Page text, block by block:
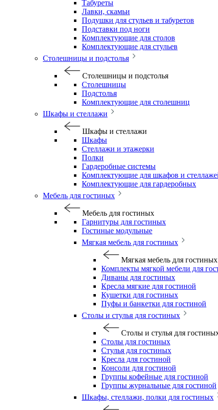
Табуреты
Лавки, скамьи
Подушки для стульев и табуретов
Подставки под ноги
Комплектующие для столов
Комплектующие для стульев
Столешницы и подстолья
Столешницы и подстолья
Столешницы
Подстолья
Комплектующие для столешниц
Шкафы и стеллажи
Шкафы и стеллажи
Шкафы
Стеллажи и этажерки
Полки
Гардеробные системы
Комплектующие для шкафов и
Комплектующие для гардеробных
Мебель для гостиных
Мебель для гостиных
Гарнитуры для гостиных
Гостиные модульные
Мягкая мебель для гостиных
Мягкая мебель для гостиных
Комплекты мягкой мебели для
Диваны для гостиных
Кресла мягкие для гостиной
Кушетки для гостиных
Пуфы и банкетки для гостиной
Столы и стулья для гостиных
Столы и стулья для
Столы для гостиных
Стулья для гостиных
Кресла для гостиной
Консоли для гостиной
Группы кофейные для гостиной
Группы журнальные для гостиной
Шкафы, стеллажи, полки для гостиных